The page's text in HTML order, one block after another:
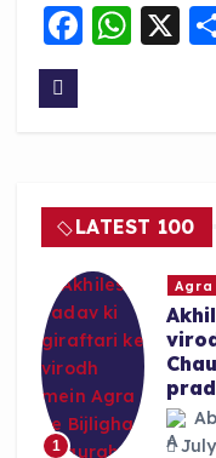
F
o
o
k
W
p
p
X
LATEST 100
1
Agra
July